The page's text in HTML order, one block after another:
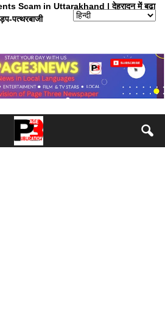
Scam in Uttarakhand | देहरादून में बढ़ा
पत्‍थरबाजी